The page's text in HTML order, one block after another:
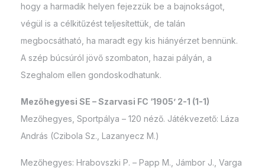
hogy a harmadik helyen fejezzük be a bajnokságot,
végül is a célkitűzést teljesítettük, de talán
megbocsátható, ha maradt egy kis hiányérzet bennünk.
A szép búcsúról jövő szombaton, hazai pályán, a
Szeghalom ellen gondoskodhatunk.
Mezőhegyesi SE – Szarvasi FC ‘1905’ 2-1 (1-1)
Mezőhegyes, Sportpálya – 120 néző. Játékvezető: Láza
András (Czibola Sz., Lazanyecz M.)
Mezőhegyes: Hrabovszki P. – Papp M., Jámbor J., Varga